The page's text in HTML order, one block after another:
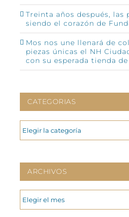
Treinta años después, las
siendo el corazón de
Mos nos une llenará de
piezas únicas el NH
con su esperada tienda de
CATEGORIAS
CATEGORIAS
ARCHIVOS
ARCHIVOS